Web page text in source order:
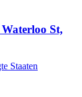
St,
Staaten